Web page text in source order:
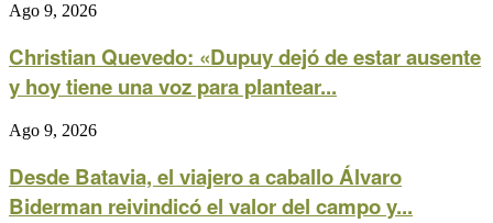
Ago 9, 2026
Christian Quevedo: «Dupuy dejó de estar ausente
y hoy tiene una voz para plantear...
Ago 9, 2026
Desde Batavia, el viajero a caballo Álvaro
Biderman reivindicó el valor del campo y...